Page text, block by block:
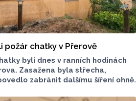
požár chatky v Přerově
byli dnes v ranních hodinách
Zasažena byla střecha,
zabránit dalšímu šíření ohně.